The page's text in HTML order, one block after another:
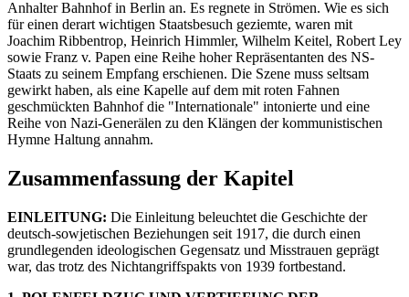
Anhalter Bahnhof in Berlin an. Es regnete in Strömen. Wie es sich
für einen derart wichtigen Staatsbesuch geziemte, waren mit
Joachim Ribbentrop, Heinrich Himmler, Wilhelm Keitel, Robert Ley
sowie Franz v. Papen eine Reihe hoher Repräsentanten des NS-
Staats zu seinem Empfang erschienen. Die Szene muss seltsam
gewirkt haben, als eine Kapelle auf dem mit roten Fahnen
geschmückten Bahnhof die "Internationale" intonierte und eine
Reihe von Nazi-Generälen zu den Klängen der kommunistischen
Hymne Haltung annahm.
Zusammenfassung der Kapitel
EINLEITUNG: Die Einleitung beleuchtet die Geschichte der
deutsch-sowjetischen Beziehungen seit 1917, die durch einen
grundlegenden ideologischen Gegensatz und Misstrauen geprägt
war, das trotz des Nichtangriffspakts von 1939 fortbestand.